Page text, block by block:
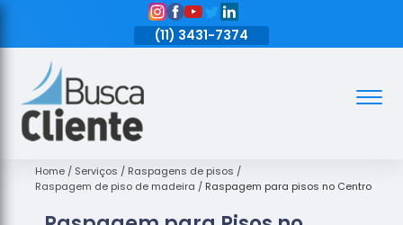
(11) 3431-7374
Assoalhos
de Madeira
Madeira
Home Serviços
Raspagens de pisos
Raspagem de piso de madeira
Raspagem para pisos no Centro